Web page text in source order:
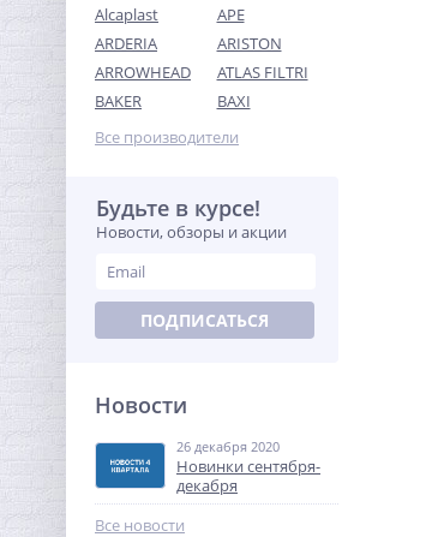
Кран шаровый с
электроприводом
BugattiPro 220В 1"1/2
16 325,12
Переходник резьбовой
1"1/2 x 1" ВН латунь UNI-
FITT
526,40
Alcaplast
APE
ARDERIA
ARISTON
ARROWHEAD
ATLAS FILTRI
BAKER
BAXI
Все производители
Будьте в курсе!
Новости, обзоры и акции
ПОДПИСАТЬСЯ
Новости
26 декабря 2020
Новинки сентября-
декабря
Все новости